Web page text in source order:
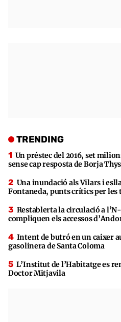
TRENDING
Un préstec del 2016, set
sense cap resposta de Borja
Una inundació als Vilars i
Fontaneda, punts crítics per les
Restablerta la circulació a
compliquen els accessos
Intent de butró en un caixer
gasolinera de Santa Coloma
L’Institut de l’Habitatge es
Doctor Mitjavila